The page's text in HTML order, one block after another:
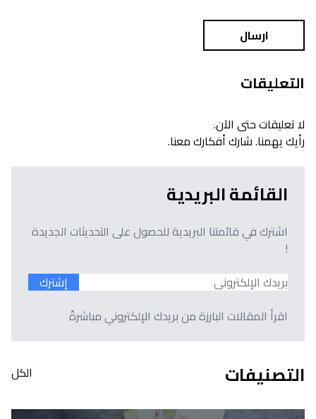
ارسال
التعليقات
لا تعليقات حتى الآن.
رأيك يهمنا. شارك أفكارك معنا.
القائمة البريدية
اشترك في قائمتنا البريدية للحصول على التحديثات الجديدة
!
إشترك
اقرأ المقالات البارزة من بريدك الإلكتروني مباشرةً
التصنيفات الكل